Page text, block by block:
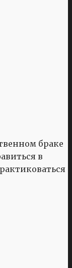
браке
в